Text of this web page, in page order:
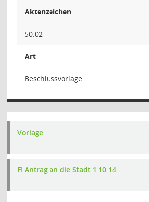
Aktenzeichen
50.02
Art
Beschlussvorlage
Vorlage
FI Antrag an die Stadt 1 10 14